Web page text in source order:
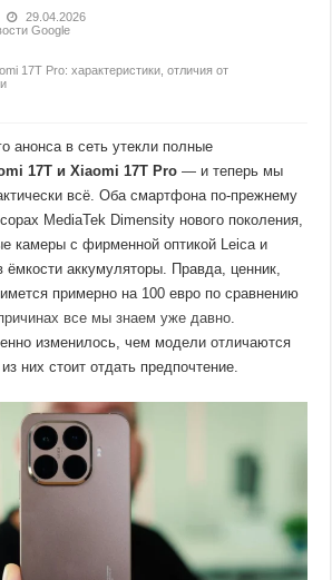
29.04.2026
Google
17T Pro: характеристики, отличия от
анонса в сеть утекли полные
17T и Xiaomi 17T Pro — и теперь мы
всё. Оба смартфона по-прежнему
MediaTek Dimensity нового поколения,
камеры с фирменной оптикой Leica и
ёмкости аккумуляторы. Правда, ценник,
примерно на 100 евро по сравнению
все мы знаем уже давно.
изменилось, чем модели отличаются
них стоит отдать предпочтение.